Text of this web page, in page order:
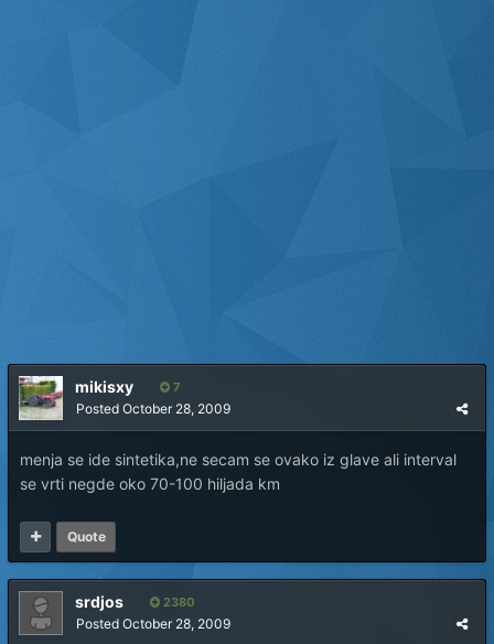
mikisxy 7
Posted October 28, 2009
menja se ide sintetika,ne secam se ovako iz glave ali interval
se vrti negde oko 70-100 hiljada km
Quote
srdjos 2380
Posted October 28, 2009